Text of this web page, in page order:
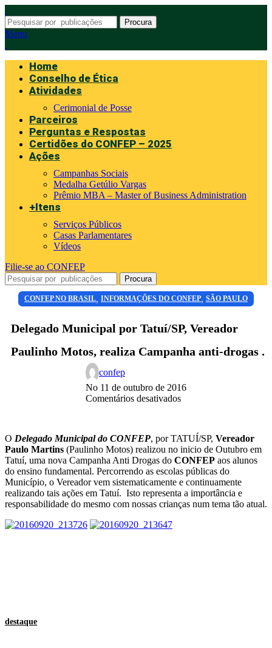
Procura
Menu
Home
Conselho de Ética
Atividades
Cerimonial de Posse
Parceiros
Perguntas e Respostas
Certidões do CONFEP – 2025
Ações
Campanhas Sociais
Medalha Getúlio Vargas
Prêmio MBA – Master of Business Administration
+Itens
Serviços Públicos
Casas Parlamentares
Vídeos
Filie-se ao CONFEP
Procura
CONFEP NO BRASIL, INFORMAÇÕES DO CONFEP, SÃO PAULO
Delegado Municipal por Tatuí/SP, Vereador
Paulinho Motos, realiza Campanha anti-drogas .
confep
No 11 de outubro de 2016
Comentários desativados
O Delegado Municipal do CONFEP, por TATUÍ/SP, Vereador
Paulo Martins (Paulinho Motos) realizou no inicio de Outubro em
Tatuí, uma nova Campanha Anti Drogas do CONFEP aos alunos
do ensino fundamental. Percorrendo as escolas públicas do
Município, o Vereador vem sistematicamente e continuamente
realizando tais ações em Tatuí. Isto representa a importância e
responsabilidade do mesmo com nossas crianças num tema tão atual.
destaque